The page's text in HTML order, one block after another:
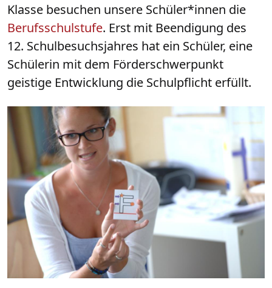
Klasse besuchen unsere Schüler*innen die
Berufsschulstufe. Erst mit Beendigung des
12. Schulbesuchsjahres hat ein Schüler, eine
Schülerin mit dem Förderschwerpunkt
geistige Entwicklung die Schulpflicht erfüllt.